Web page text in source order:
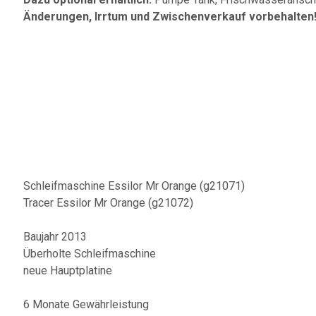
Änderungen, Irrtum und Zwischenverkauf
Schleifmaschine Essilor Mr Orange (g21071)
Tracer Essilor Mr Orange (g21072)
Baujahr 2013
Überholte Schleifmaschine
neue Hauptplatine
6 Monate Gewährleistung